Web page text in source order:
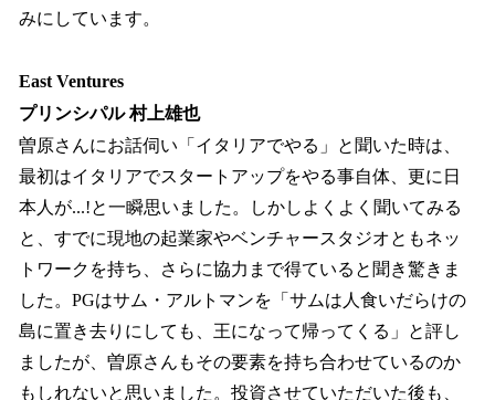
みにしています。
East Ventures
プリンシパル 村上雄也
曽原さんにお話伺い「イタリアでやる」と聞いた時は、
最初はイタリアでスタートアップをやる事自体、更に日
本人が...!と一瞬思いました。しかしよくよく聞いてみる
と、すでに現地の起業家やベンチャースタジオともネッ
トワークを持ち、さらに協力まで得ていると聞き驚きま
した。PGはサム・アルトマンを「サムは人食いだらけの
島に置き去りにしても、王になって帰ってくる」と評し
ましたが、曽原さんもその要素を持ち合わせているのか
もしれないと思いました。投資させていただいた後も、